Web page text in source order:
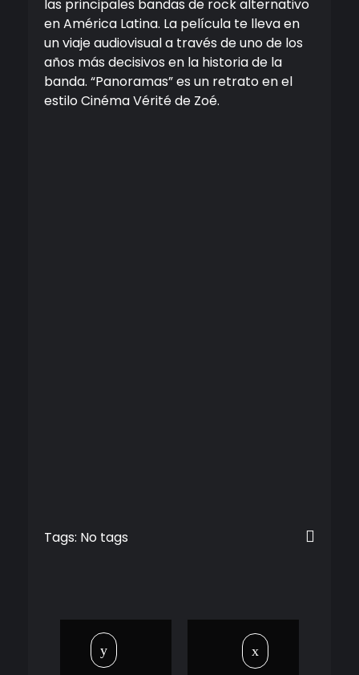
las principales bandas de rock alternativo
en América Latina. La película te lleva en
un viaje audiovisual a través de uno de los
años más decisivos en la historia de la
banda. “Panoramas” es un retrato en el
estilo Cinéma Vérité de Zoé.
Tags: No tags